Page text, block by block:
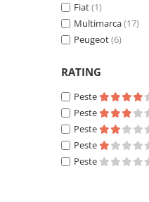
Fiat(1)
Multimarca(17)
Peugeot(6)
RATING
Peste
Peste
Peste
Peste
Peste